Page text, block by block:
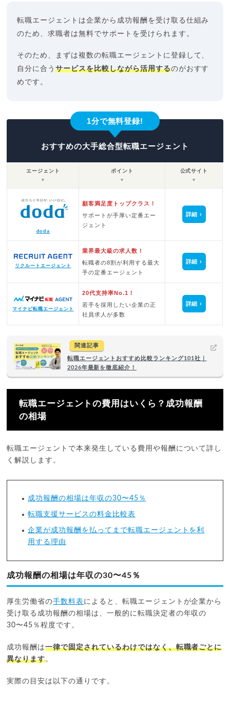
転職エージェントは企業から成功報酬を受け取る仕組み
のため、求職者は無料でサポートを受けられます。
そのため、まずは複数の転職エージェントに登録して、
自分に合うサービスを比較しながら活用するのがおすす
めです。
1分で無料登録!
おすすめの大手総合型転職エージェント
エージェント
▼
ポイント
▼
公式サイト
▼
doda
顧客満足度トップクラス！
サポートが手厚い定番エー
ジェント
詳細
リクルートエージェント
業界最大級の求人数！
転職者の8割が利用する最大
手の定番エージェント
詳細
マイナビ転職エージェント
20代支持率No.1！
若手を採用したい企業の正
社員求人が多数
詳細
関連記事
転職エージェントおすすめ比較ランキング101社｜
2026年最新を徹底紹介！
転職エージェントの費用はいくら？成功報酬
の相場
転職エージェントで本来発生している費用や報酬について詳し
く解説します。
成功報酬の相場は年収の30〜45％
転職支援サービスの料金比較表
企業が成功報酬を払ってまで転職エージェントを利
用する理由
成功報酬の相場は年収の30〜45％
厚生労働省の手数料表によると、転職エージェントが企業から
受け取る成功報酬の相場は、一般的に転職決定者の年収の
30〜45％程度です。
成功報酬は一律で固定されているわけではなく、転職者ごとに
異なります。
実際の目安は以下の通りです。